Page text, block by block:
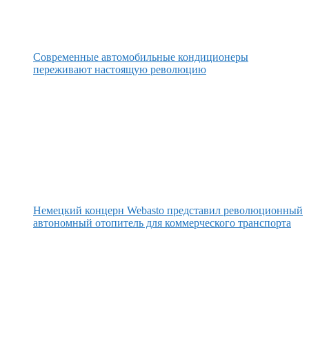
Современные автомобильные кондиционеры
переживают настоящую революцию
Немецкий концерн Webasto представил революционный
автономный отопитель для коммерческого транспорта